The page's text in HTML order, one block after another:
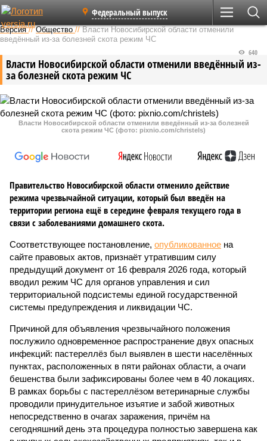
Федеральный выпуск
Версия //Общество //Власти Новосибирской области отменили
введённый из-за болезней скота режим ЧС
Власти Новосибирской области отменили введённый из-
за болезней скота режим ЧС
640
Власти Новосибирской области отменили введённый из-за болезней
скота режим ЧС (фото: pixnio.com/christels)
Правительство Новосибирской области отменило действие
режима чрезвычайной ситуации, который был введён на
территории региона ещё в середине февраля текущего года в
связи с заболеваниями домашнего скота.
Соответствующее постановление, опубликованное на
сайте правовых актов, признаёт утратившим силу
предыдущий документ от 16 февраля 2026 года, который
вводил режим ЧС для органов управления и сил
территориальной подсистемы единой государственной
системы предупреждения и ликвидации ЧС.
Причиной для объявления чрезвычайного положения
послужило одновременное распространение двух опасных
инфекций: пастереллёз был выявлен в шести населённых
пунктах, расположенных в пяти районах области, а очаги
бешенства были зафиксированы более чем в 40 локациях.
В рамках борьбы с пастереллёзом ветеринарные службы
проводили принудительное изъятие и забой животных
непосредственно в очагах заражения, причём на
сегодняшний день эта процедура полностью завершена как